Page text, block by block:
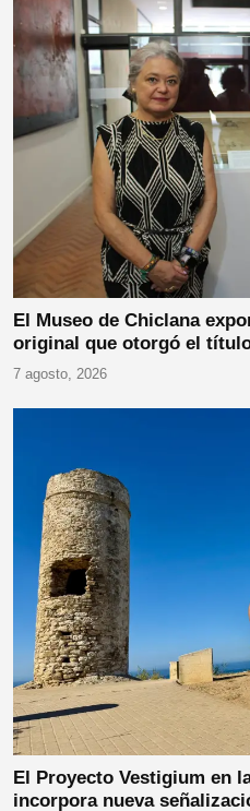
El Museo de Chiclana
original que otorgó el
7 agosto, 2026
El Proyecto Vestigium en
incorpora nueva